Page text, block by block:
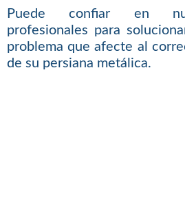
Puede confiar en
profesionales para
problema que afecte al
de su persiana metálica.